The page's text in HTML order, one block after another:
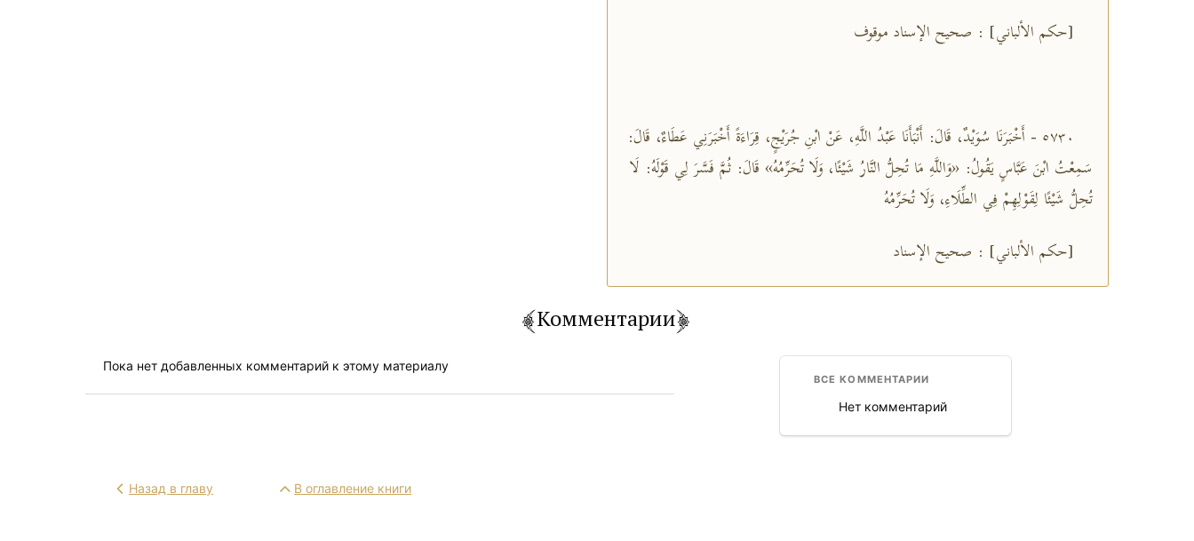
[حكم الألباني] : صحيح الإسناد موقوف
٥٧٣٠ - أَخْبَرَنَا سُوَيْدٌ، قَالَ: أَنْبَأَنَا عَبْدُ اللَّهِ، عَنْ ابْنِ جُرَيْجٍ، قِرَاءَةً أَخْبَرَنِي عَطَاءٌ، قَالَ:
سَمِعْتُ ابْنَ عَبَّاسٍ يَقُولُ: «وَاللَّهِ مَا تُحِلُّ النَّارُ شَيْئًا، وَلَا تُحَرِّمُهُ» قَالَ: ثُمَّ فَسَّرَ لِي قَوْلَهُ: لَا
تُحِلُّ شَيْئًا لِقَوْلِهِمْ فِي الطِّلَاءِ، وَلَا تُحَرِّمُهُ
[حكم الألباني] : صحيح الإسناد
Комментарии
Пока нет добавленных комментарий к этому материалу
ВСЕ КОММЕНТАРИИ
Нет комментарий
Назад в главу В оглавление книги